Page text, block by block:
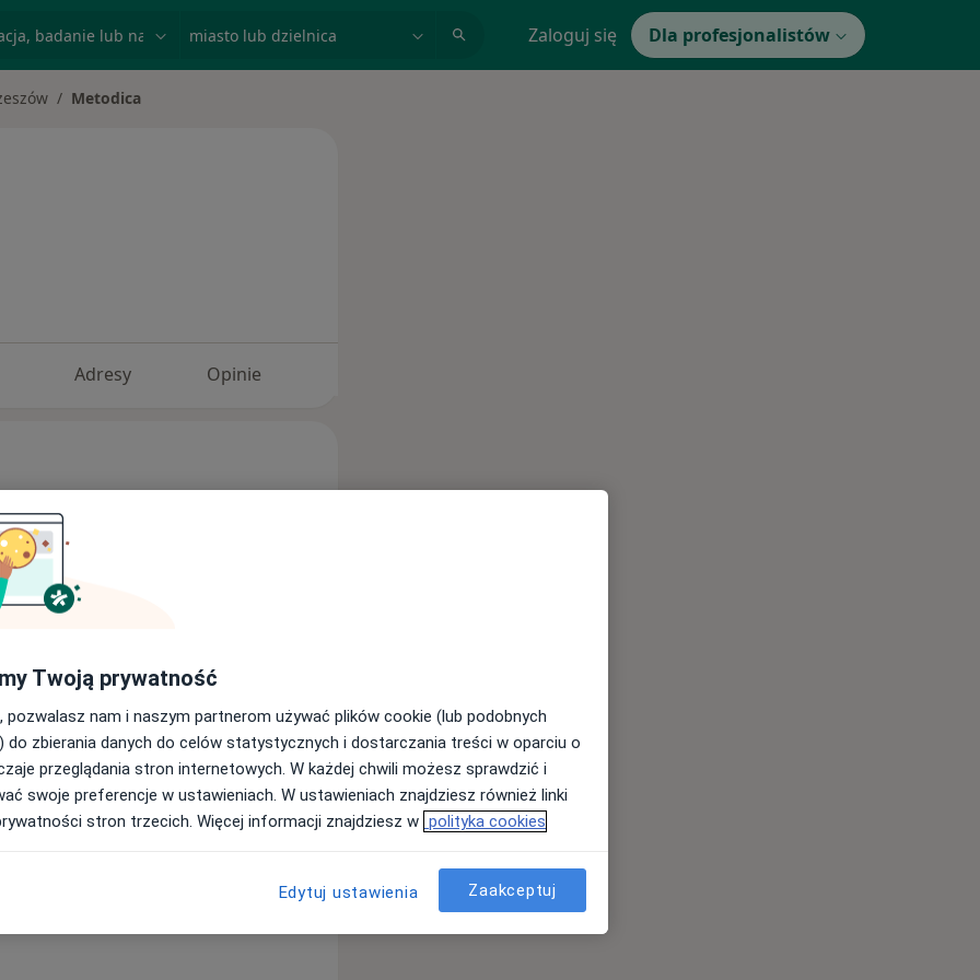
Zaloguj się Dla profesjonalistów
Metodica
Adresy Opinie
to miejsce, w którym
sobie z trudnościami
się w terapii
– podejściach opartych na
dzieciom, młodzieży, dorosłym
jakość usług, pełna anonimowość,
powierza nam swoje zaufanie.
Twoją prywatność
pozwalasz nam i naszym partnerom używać plików cookie (lub podobnych
do zbierania danych do celów statystycznych i dostarczania treści w oparciu o
przeglądania stron internetowych. W każdej chwili możesz sprawdzić i
swoje preferencje w ustawieniach. W ustawieniach znajdziesz również linki
stron trzecich. Więcej informacji znajdziesz w polityka cookies
Edytuj ustawienia Zaakceptuj